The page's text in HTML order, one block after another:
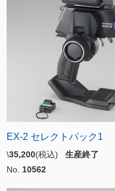
EX-2 セレクトパック1
\35,200(税込) 生産終了
No. 10562